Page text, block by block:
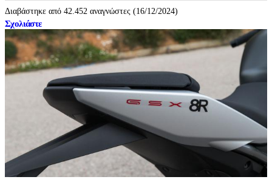
Διαβάστηκε από 42.452 αναγνώστες (16/12/2024)
Σχολιάστε